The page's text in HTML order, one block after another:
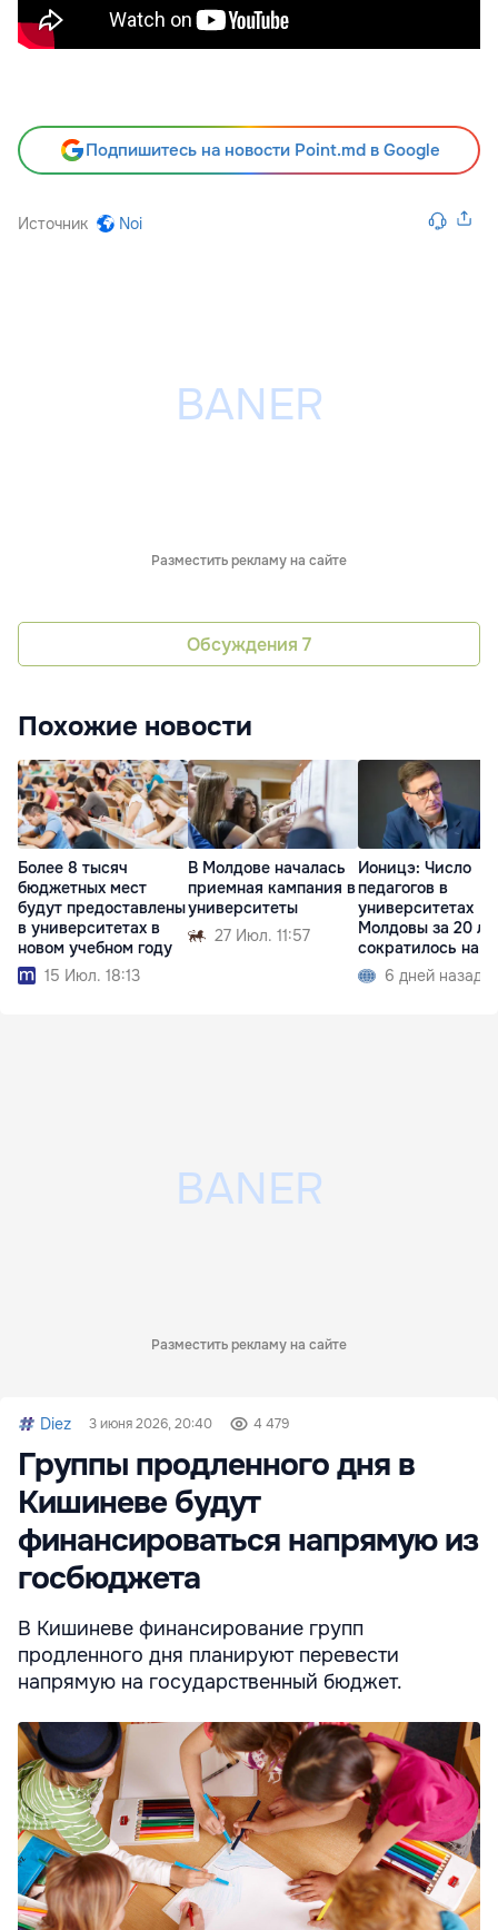
Подпишитесь на новости Point.md в Google
Источник Noi
Разместить рекламу на сайте
Обсуждения 7
Похожие новости
Более 8 тысяч
бюджетных мест
будут предоставлены
в университетах в
новом учебном году
15 Июл. 18:13
В Молдове началась
приемная кампания в
университеты
27 Июл. 11:57
Ионицэ: Число
педагогов в
университетах
Молдовы за 20
сократилось на 2,97
тысячи6 дней назад
Разместить рекламу на сайте
Diez 3 июня 2026, 20:40 4 479
Группы продленного дня в
Кишиневе будут
финансироваться напрямую из
госбюджета
В Кишиневе финансирование групп
продленного дня планируют перевести
напрямую на государственный бюджет.